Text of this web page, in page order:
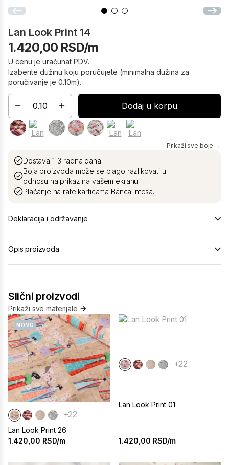
Lan Look Print 14
1.420,00 RSD/m
U cenu je uračunat PDV.
Izaberite dužinu koju poručujete (minimalna dužina za
poručivanje je 0.10m).
Dodaj u korpu
Prikaži sve boje →
Dostava 1-3 radna dana.
Boja proizvoda može se blago razlikovati u
odnosu na prikaz na vašem ekranu.
Plaćanje na rate karticama Banca Intesa.
Deklaracija i održavanje
Opis proizvoda
Slični proizvodi
Prikaži sve materijale
NOVO
+22
Lan Look Print 26
1.420,00 RSD/m
+22
Lan Look Print 01
1.420,00 RSD/m